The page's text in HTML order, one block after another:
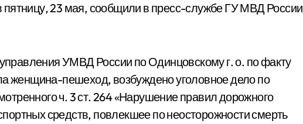
23 мая, сообщили в пресс-службе ГУ МВД России
УМВД России по Одинцовскому г. о. по факту
женщина-пешеход, возбуждено уголовное дело по
ч. 3 ст. 264 «Нарушение правил дорожного
средств, повлекшее по неосторожности смерть